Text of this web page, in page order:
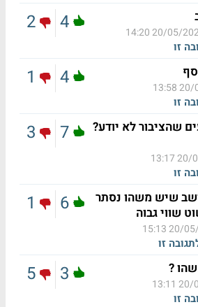
20/05/2024
זו
4
2
20/
זו
4
1
שהציבור לא יודע?
20/
זו
7
3
שיש משהו נסתר
שווי גבוה
20/05/
זו
6
1
?
20/
זו
3
5